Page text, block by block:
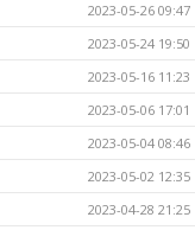
2023-05-26 09:47
2023-05-24 19:50
2023-05-16 11:23
2023-05-06 17:01
2023-05-04 08:46
2023-05-02 12:35
2023-04-28 21:25